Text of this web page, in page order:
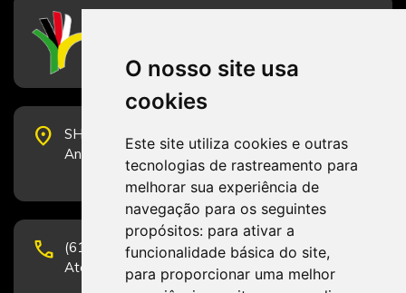
O nosso site usa
cookies
Este site utiliza cookies e outras
tecnologias de rastreamento para
melhorar sua experiência de
navegação para os seguintes
propósitos: para ativar a
funcionalidade básica do site,
para proporcionar uma melhor
place
SHS Quadra 6, Bloco E, Complexo Brasil 21, 20º
Andar, Sala 2001 - CEP 70322-915 - Brasília/DF
phone
(61) 3223-1652 e (61) 98131-3801.
Atendimento por telefone em horário comercial